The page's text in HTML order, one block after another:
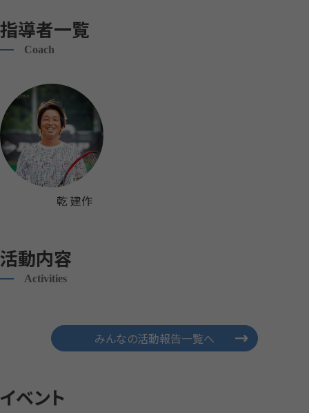
指導者一覧
Coach
乾 建作
活動内容
Activities
みんなの活動報告一覧へ
イベント